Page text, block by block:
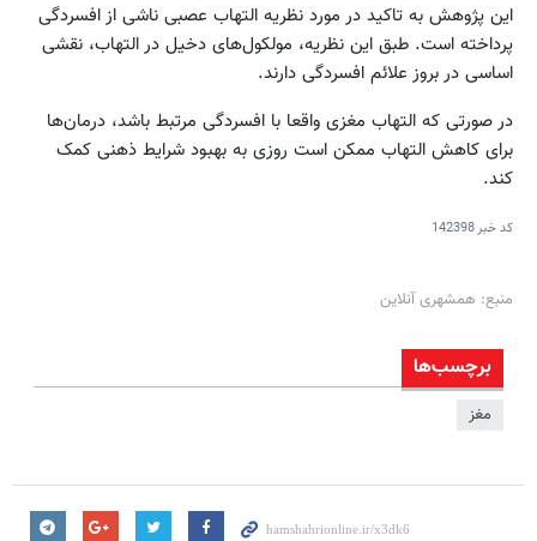
این پژوهش به تاکید در مورد نظریه التهاب عصبی ناشی از افسردگی
پرداخته است. طبق این نظریه، مولکول‌های دخیل در التهاب، نقشی
اساسی در بروز علائم افسردگی دارند.
در صورتی که التهاب مغزی واقعا با افسردگی مرتبط باشد، درمان‌ها
برای کاهش التهاب ممکن است روزی به بهبود شرایط ذهنی کمک
کند.
کد خبر142398
منبع: همشهری آنلاین
برچسب‌ها
مغز